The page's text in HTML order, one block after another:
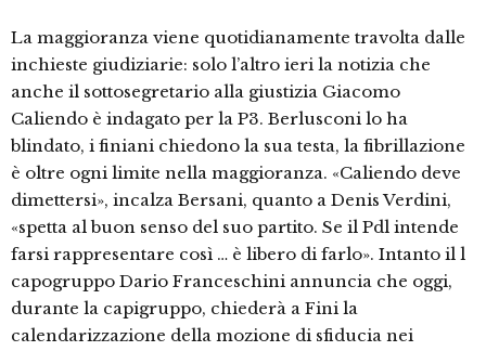
La maggioranza viene quotidianamente travolta dalle
inchieste giudiziarie: solo l’altro ieri la notizia che
anche il sottosegretario alla giustizia Giacomo
Caliendo è indagato per la P3. Berlusconi lo ha
blindato, i finiani chiedono la sua testa, la fibrillazione
è oltre ogni limite nella maggioranza. «Caliendo deve
dimettersi», incalza Bersani, quanto a Denis Verdini,
«spetta al buon senso del suo partito. Se il Pdl intende
farsi rappresentare così … è libero di farlo». Intanto il l
capogruppo Dario Franceschini annuncia che oggi,
durante la capigruppo, chiederà a Fini la
calendarizzazione della mozione di sfiducia nei